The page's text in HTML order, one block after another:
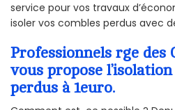
service pour vos travaux
isoler vos combles perdus avec
Professionnels rge des
vous propose
perdus à 1euro.